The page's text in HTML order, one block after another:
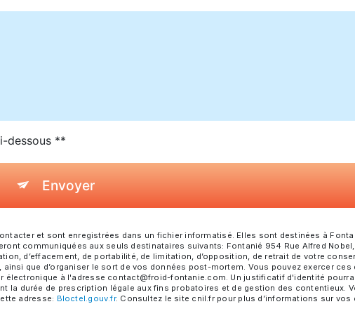
dessous **
Envoyer
et sont enregistrées dans un fichier informatisé. Elles sont destinées à
communiquées aux seuls destinataires suivants: Fontanié 954 Rue Alfred
d’effacement, de portabilité, de limitation, d’opposition, de retrait de votre
que d’organiser le sort de vos données post-mortem. Vous pouvez exercer ces
à l'adresse contact@froid-fontanie.com. Un justificatif d'identité
durée de prescription légale aux fins probatoires et de gestion des contentieux.
adresse:
Bloctel.gouv.fr. Consultez le site cnil.fr pour plus d’informations sur vos